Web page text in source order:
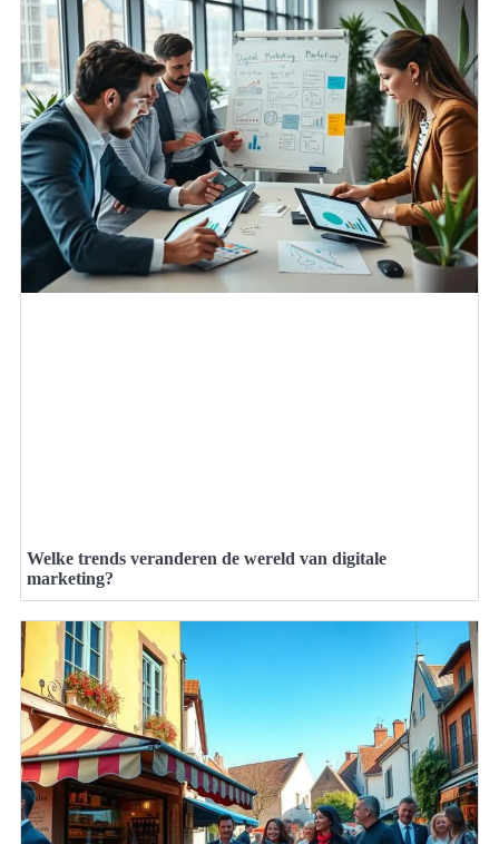
Welke trends veranderen de wereld van digitale
marketing?